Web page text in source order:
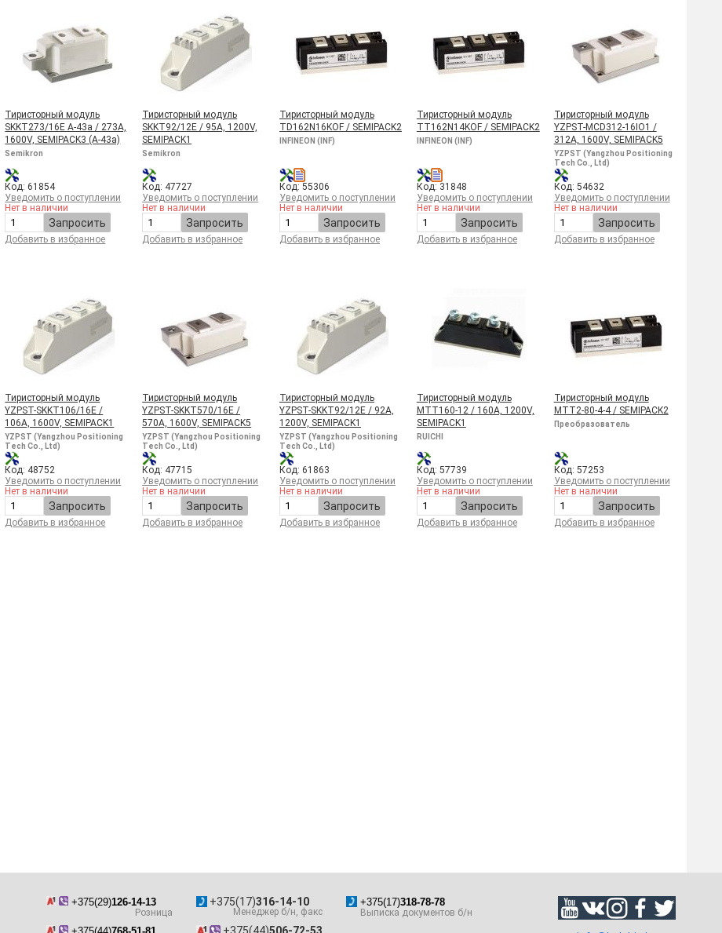
Тиристорный модуль
SKKT273/16E A-43a / 273A,
1600V, SEMIPACK3 (A-43a)
Semikron
Код: 61854
Уведомить о поступлении
Нет в наличии
Запросить
Добавить в избранное
Тиристорный модуль
SKKT92/12E / 95A, 1200V,
SEMIPACK1
Semikron
Код: 47727
Уведомить о поступлении
Нет в наличии
Запросить
Добавить в избранное
Тиристорный модуль
TD162N16KOF / SEMIPACK2
INFINEON (INF)
Код: 55306
Уведомить о поступлении
Нет в наличии
Запросить
Добавить в избранное
Тиристорный модуль
TT162N14KOF / SEMIPACK2
INFINEON (INF)
Код: 31848
Уведомить о поступлении
Нет в наличии
Запросить
Добавить в избранное
Тиристорный модуль
YZPST-MCD312-16IO1 /
312A, 1600V, SEMIPACK5
YZPST (Yangzhou Positioning
Tech Co., Ltd)
Код: 54632
Уведомить о поступлении
Нет в наличии
Запросить
Добавить в избранное
Тиристорный модуль
YZPST-SKKT106/16E /
106A, 1600V, SEMIPACK1
YZPST (Yangzhou Positioning
Tech Co., Ltd)
Код: 48752
Уведомить о поступлении
Нет в наличии
Запросить
Добавить в избранное
Тиристорный модуль
YZPST-SKKT570/16E /
570A, 1600V, SEMIPACK5
YZPST (Yangzhou Positioning
Tech Co., Ltd)
Код: 47715
Уведомить о поступлении
Нет в наличии
Запросить
Добавить в избранное
Тиристорный модуль
YZPST-SKKT92/12E / 92A,
1200V, SEMIPACK1
YZPST (Yangzhou Positioning
Tech Co., Ltd)
Код: 61863
Уведомить о поступлении
Нет в наличии
Запросить
Добавить в избранное
Тиристорный модуль
МТТ160-12 / 160A, 1200V,
SEMIPACK1
RUICHI
Код: 57739
Уведомить о поступлении
Нет в наличии
Запросить
Добавить в избранное
Тиристорный модуль
МТТ2-80-4-4 / SEMIPACK2
Преобразователь
Код: 57253
Уведомить о поступлении
Нет в наличии
Запросить
Добавить в избранное
+375(29)126-14-13
Розница
+375(17)316-14-10
Менеджер б/н, факс
+375(17)318-78-78
Выписка документов б/н